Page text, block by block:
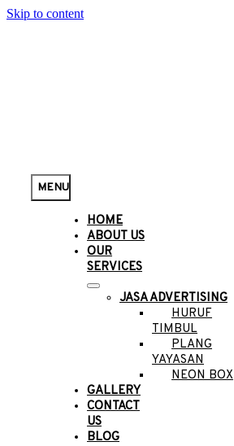
Skip to content
MENU
HOME
ABOUT US
OUR
SERVICES
JASA ADVERTISING
HURUF
TIMBUL
PLANG
YAYASAN
NEON BOX
GALLERY
CONTACT
US
BLOG